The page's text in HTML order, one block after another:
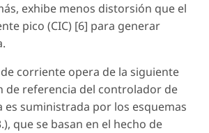
exhibe menos distorsión que el
pico (CIC) [6] para generar
corriente opera de la siguiente
de referencia del controlador de
es suministrada por los esquemas
que se basan en el hecho de